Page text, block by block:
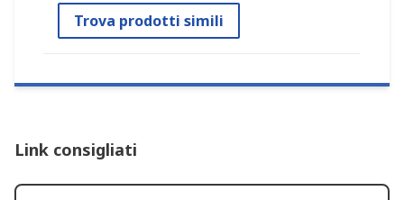
Trova prodotti simili
Link consigliati